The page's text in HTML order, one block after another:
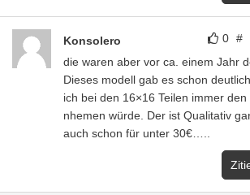
0 #
Konsolero
die waren aber vor ca. einem Jahr
Dieses modell gab es schon
ich bei den 16×16 Teilen immer
nhemen würde. Der ist Qualitativ
auch schon für unter 30€…..